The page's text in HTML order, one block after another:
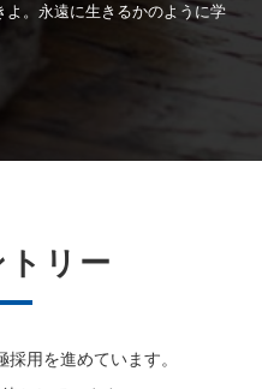
よ。永遠に生きるかのように学
リー
用を進めています。